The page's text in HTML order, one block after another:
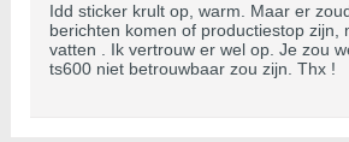
Idd sticker krult op, warm. Maar er
berichten komen of productiestop zijn,
vatten . Ik vertrouw er wel op. Je zou
ts600 niet betrouwbaar zou zijn. Thx !